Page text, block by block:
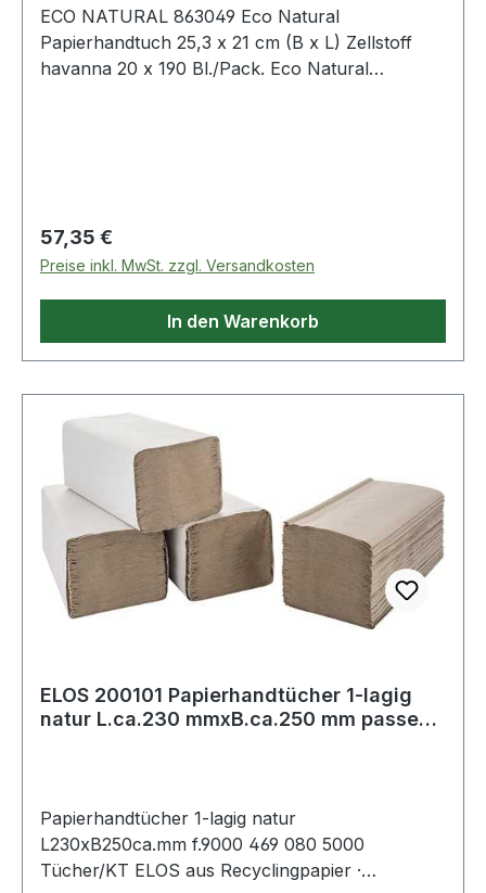
ECO NATURAL 863049 Eco Natural
Papierhandtuch 25,3 x 21 cm (B x L) Zellstoff
havanna 20 x 190 Bl./Pack. Eco Natural
Regulärer Preis:
57,35 €
Preise inkl. MwSt. zzgl. Versandkosten
In den Warenkorb
ELOS 200101 Papierhandtücher 1-lagig
natur L.ca.230 mmxB.ca.250 mm passend
Papierhandtücher 1-lagig natur
L230xB250ca.mm f.9000 469 080 5000
Tücher/KT ELOS aus Recyclingpapier ·